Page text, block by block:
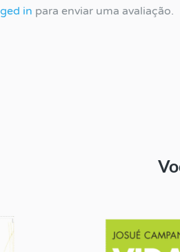
in para enviar uma avaliação.